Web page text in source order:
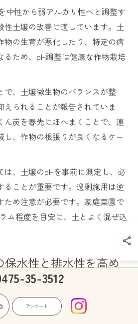
中性から弱アルカリ性へと調整す
性土壌の改善に適しています。土
物の生育が悪化したり、特定の病
るため、pH調整は健康な作物栽培
で、土壌微生物のバランスが整
えられることが報告されていま
ん炭を春先に畑へまくことで、連
し、作物の根張りが良くなるケー
は、土壌のpHを事前に測定し、必
ることが重要です。過剰施用は逆
ため注意が必要です。家庭菜園で
ム程度を目安に、土とよく混ぜ込
保水性と排水性を高め
は、土壌の保水性と排水性の両方
ります。水分を適度に保持しつ
35-3512
アンケート